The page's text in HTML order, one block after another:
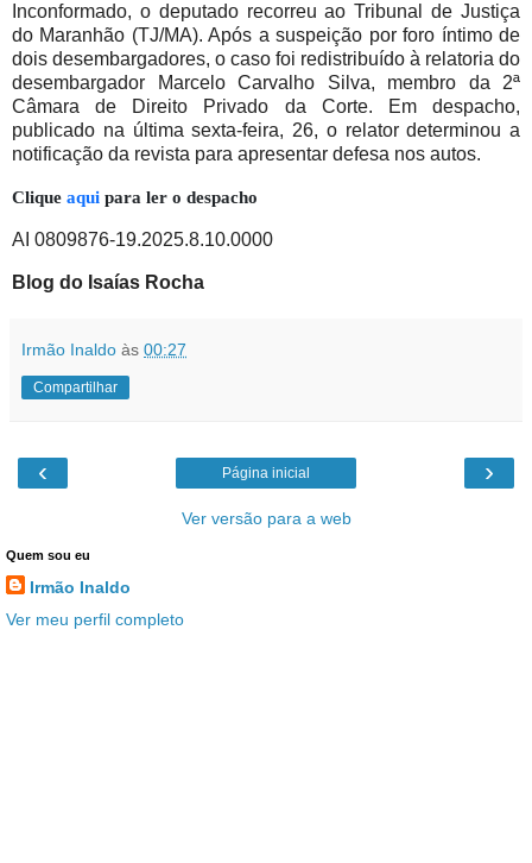
Inconformado, o deputado recorreu ao Tribunal de Justiça
do Maranhão (TJ/MA). Após a suspeição por foro íntimo de
dois desembargadores, o caso foi redistribuído à relatoria do
desembargador Marcelo Carvalho Silva, membro da 2ª
Câmara de Direito Privado da Corte. Em despacho,
publicado na última sexta-feira, 26, o relator determinou a
notificação da revista para apresentar defesa nos autos.
Clique aqui para ler o despacho
AI 0809876-19.2025.8.10.0000
Blog do Isaías Rocha
Irmão Inaldo às 00:27
Compartilhar
‹ ›
Página inicial
Ver versão para a web
Quem sou eu
Irmão Inaldo
Ver meu perfil completo